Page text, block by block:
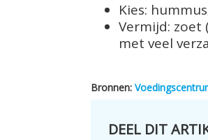
Kies:
Vermijd: zoet
met veel
Bronnen:
DEEL DIT